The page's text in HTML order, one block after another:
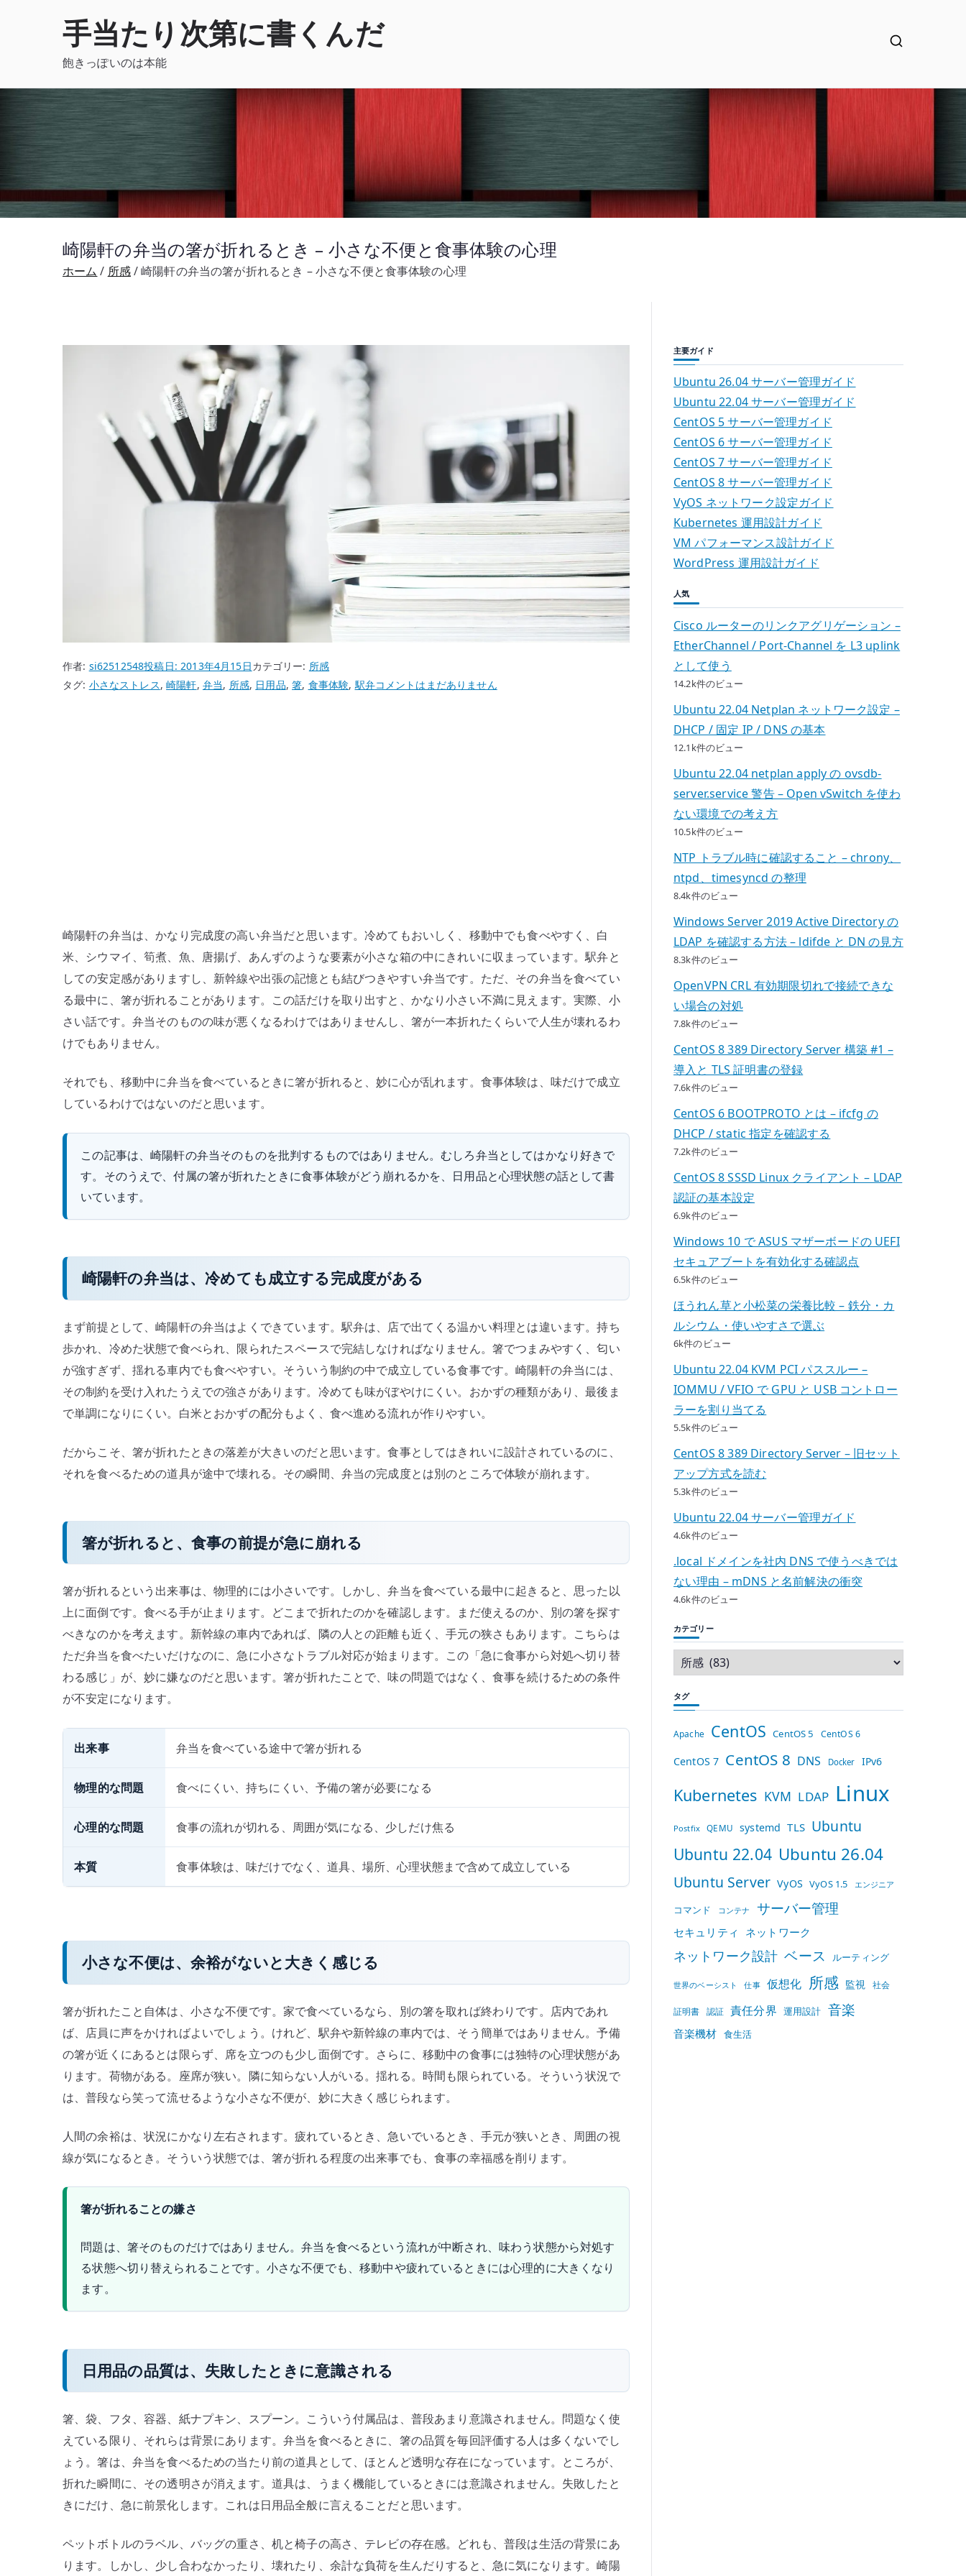
手当たり次第に書くんだ
飽きっぽいのは本能
崎陽軒の弁当の箸が折れるとき – 小さな不便と食事体験の心理
ホーム 所感 崎陽軒の弁当の箸が折れるとき – 小さな不便と食事体験の心理
作者: si62512548投稿日:2013年4月15日カテゴリー: 所感
タグ: 小さなストレス,崎陽軒, 弁当, 所感, 日用品,箸, 食事体験,駅弁崎
小
さ
な
不
食
験
の
心
コメントはまだありません
崎陽軒の弁当は、かなり完成度の高い弁当だと思います。冷めてもおいしく、移動中でも食べやすく、白
米、シウマイ、筍煮、魚、唐揚げ、あんずのような要素が小さな箱の中にきれいに収まっています。駅弁と
しての安定感がありますし、新幹線や出張の記憶とも結びつきやすい弁当です。ただ、その弁当を食べてい
る最中に、箸が折れることがあります。この話だけを取り出すと、かなり小さい不満に見えます。実際、小
さい話です。弁当そのものの味が悪くなるわけではありませんし、箸が一本折れたくらいで人生が壊れるわ
けでもありません。
それでも、移動中に弁当を食べているときに箸が折れると、妙に心が乱れます。食事体験は、味だけで成立
しているわけではないのだと思います。
この記事は、崎陽軒の弁当そのものを批判するものではありません。むしろ弁当としてはかなり好きで
す。そのうえで、付属の箸が折れたときに食事体験がどう崩れるかを、日用品と心理状態の話として書
いています。
崎陽軒の弁当は、冷めても成立する完成度がある
まず前提として、崎陽軒の弁当はよくできています。駅弁は、店で出てくる温かい料理とは違います。持ち
歩かれ、冷めた状態で食べられ、限られたスペースで完結しなければなりません。箸でつまみやすく、匂い
が強すぎず、揺れる車内でも食べやすい。そういう制約の中で成立している食事です。崎陽軒の弁当には、
その制約を受け入れたうえでの強さがあります。冷めても味がぼやけにくい。おかずの種類があり、最後ま
で単調になりにくい。白米とおかずの配分もよく、食べ進める流れが作りやすい。
だからこそ、箸が折れたときの落差が大きいのだと思います。食事としてはきれいに設計されているのに、
それを食べるための道具が途中で壊れる。その瞬間、弁当の完成度とは別のところで体験が崩れます。
箸が折れると、食事の前提が急に崩れる
箸が折れるという出来事は、物理的には小さいです。しかし、弁当を食べている最中に起きると、思った以
上に面倒です。食べる手が止まります。どこまで折れたのかを確認します。まだ使えるのか、別の箸を探す
べきなのかを考えます。新幹線の車内であれば、隣の人との距離も近く、手元の狭さもあります。こちらは
ただ弁当を食べたいだけなのに、急に小さなトラブル対応が始まります。この「急に食事から対処へ切り替
わる感じ」が、妙に嫌なのだと思います。箸が折れたことで、味の問題ではなく、食事を続けるための条件
が不安定になります。
出来事 弁当を食べている途中で箸が折れる
物理的な問題 食べにくい、持ちにくい、予備の箸が必要になる
心理的な問題 食事の流れが切れる、周囲が気になる、少しだけ焦る
本質 食事体験は、味だけでなく、道具、場所、心理状態まで含めて成立している
小さな不便は、余裕がないと大きく感じる
箸が折れたこと自体は、小さな不便です。家で食べているなら、別の箸を取れば終わりです。店内であれ
ば、店員に声をかければよいでしょう。けれど、駅弁や新幹線の車内では、そう簡単ではありません。予備
の箸が近くにあるとは限らず、席を立つのも少し面倒です。さらに、移動中の食事には独特の心理状態があ
ります。荷物がある。座席が狭い。隣に知らない人がいる。揺れる。時間も限られている。そういう状況で
は、普段なら笑って流せるような小さな不便が、妙に大きく感じられます。
人間の余裕は、状況にかなり左右されます。疲れているとき、急いでいるとき、手元が狭いとき、周囲の視
線が気になるとき。そういう状態では、箸が折れる程度の出来事でも、食事の幸福感を削ります。
箸が折れることの嫌さ
問題は、箸そのものだけではありません。弁当を食べるという流れが中断され、味わう状態から対処す
る状態へ切り替えられることです。小さな不便でも、移動中や疲れているときには心理的に大きくなり
ます。
日用品の品質は、失敗したときに意識される
箸、袋、フタ、容器、紙ナプキン、スプーン。こういう付属品は、普段あまり意識されません。問題なく使
えている限り、それらは背景にあります。弁当を食べるときに、箸の品質を毎回評価する人は多くないでし
ょう。箸は、弁当を食べるための当たり前の道具として、ほとんど透明な存在になっています。ところが、
折れた瞬間に、その透明さが消えます。道具は、うまく機能しているときには意識されません。失敗したと
きにだけ、急に前景化します。これは日用品全般に言えることだと思います。
ペットボトルのラベル、バッグの重さ、机と椅子の高さ、テレビの存在感。どれも、普段は生活の背景にあ
ります。しかし、少し合わなかったり、壊れたり、余計な負荷を生んだりすると、急に気になります。崎陽
主要ガイド
Ubuntu 26.04 サーバー管理ガイド
Ubuntu 22.04 サーバー管理ガイド
CentOS 5 サーバー管理ガイド
CentOS 6 サーバー管理ガイド
CentOS 7 サーバー管理ガイド
CentOS 8 サーバー管理ガイド
VyOS ネットワーク設定ガイド
Kubernetes 運用設計ガイド
VM パフォーマンス設計ガイド
WordPress 運用設計ガイド
人気
Cisco ルーターのリンクアグリゲーション –
EtherChannel / Port-Channel を L3 uplink
として使う
14.2k件のビュー
Ubuntu 22.04 Netplan ネットワーク設定 –
DHCP / 固定 IP / DNS の基本
12.1k件のビュー
Ubuntu 22.04 netplan apply の ovsdb-
server.service 警告 – Open vSwitch を使わ
ない環境での考え方
10.5k件のビュー
NTP トラブル時に確認すること – chrony、
ntpd、timesyncd の整理
8.4k件のビュー
Windows Server 2019 Active Directory の
LDAP を確認する方法 – ldifde と DN の見方
8.3k件のビュー
OpenVPN CRL 有効期限切れで接続できな
い場合の対処
7.8k件のビュー
CentOS 8 389 Directory Server 構築 #1 –
導入と TLS 証明書の登録
7.6k件のビュー
CentOS 6 BOOTPROTO とは – ifcfg の
DHCP / static 指定を確認する
7.2k件のビュー
CentOS 8 SSSD Linux クライアント – LDAP
認証の基本設定
6.9k件のビュー
Windows 10 で ASUS マザーボードの UEFI
セキュアブートを有効化する確認点
6.5k件のビュー
ほうれん草と小松菜の栄養比較 – 鉄分・カ
ルシウム・使いやすさで選ぶ
6k件のビュー
Ubuntu 22.04 KVM PCI パススルー –
IOMMU / VFIO で GPU と USB コントロー
ラーを割り当てる
5.5k件のビュー
CentOS 8 389 Directory Server – 旧セット
アップ方式を読む
5.3k件のビュー
Ubuntu 22.04 サーバー管理ガイド
4.6k件のビュー
.local ドメインを社内 DNS で使うべきでは
ない理由 – mDNS と名前解決の衝突
4.6k件のビュー
カテゴリー
タグ
Apache CentOS CentOS 5 CentOS 6
CentOS 7 CentOS 8 DNS Docker IPv6
Kubernetes KVM LDAP Linux
Postfix QEMU systemd TLS Ubuntu
Ubuntu 22.04 Ubuntu 26.04
Ubuntu Server VyOS VyOS 1.5 エンジニア
コマンド コンテナ サーバー管理
セキュリティ ネットワーク
ネットワーク設計 ベース ルーティング
世界のベーシスト 仕事 仮想化 所感 監視 社会
証明書 認証 責任分界 運用設計 音楽
音楽機材 食生活